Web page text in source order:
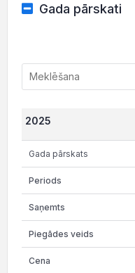
Gada pārskati
2025
Gada pārskats